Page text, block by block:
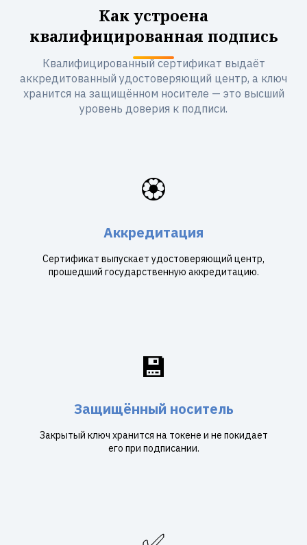
Как устроена
квалифицированная подпись
Квалифицированный сертификат выдаёт
аккредитованный удостоверяющий центр, а ключ
хранится на защищённом носителе — это высший
уровень доверия к подписи.
🏵️
Аккредитация
Сертификат выпускает удостоверяющий центр,
прошедший государственную аккредитацию.
💾
Защищённый носитель
Закрытый ключ хранится на токене и не покидает
его при подписании.